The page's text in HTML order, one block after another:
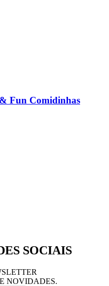
Fun Comidinhas
SOCIAIS
NOVIDADES.